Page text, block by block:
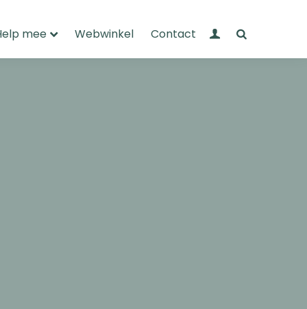
mee Webwinkel Contact Mijn Wandelnet